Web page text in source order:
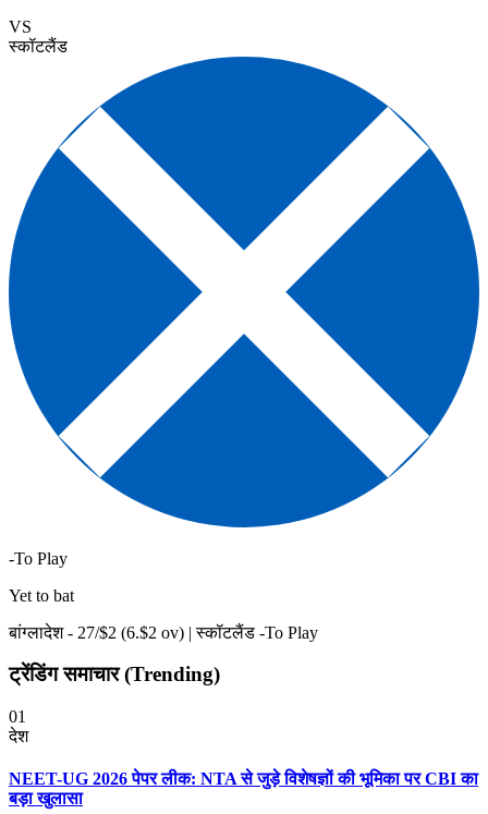
VS
स्कॉटलैंड
-To Play
Yet to bat
बांग्लादेश - 27/$2 (6.$2 ov) | स्कॉटलैंड -To Play
ट्रेंडिंग समाचार (Trending)
01
देश
NEET-UG 2026 पेपर लीक: NTA से जुड़े विशेषज्ञों की भूमिका पर CBI का
बड़ा खुलासा